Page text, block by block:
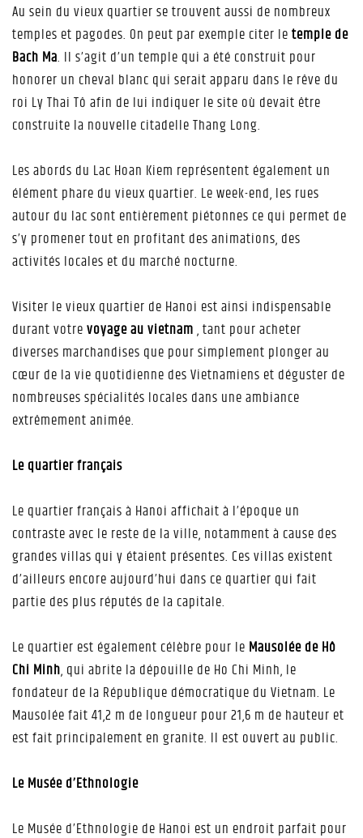
Au sein du vieux quartier se trouvent aussi de nombreux
temples et pagodes. On peut par exemple citer letemple de
Bach Ma. Il s’agit d’un temple qui a été construit pour
honorer un cheval blanc qui serait apparu dans le rêve du
roi Ly Thai Tô afin de lui indiquer le site où devait être
construite la nouvelle citadelle Thang Long.
Les abords du Lac Hoan Kiem représentent également un
élément phare du vieux quartier. Le week-end, les rues
autour du lac sont entièrement piétonnes ce qui permet de
s’y promener tout en profitant des animations, des
activités locales et du marché nocturne.
Visiter le vieux quartier de Hanoi est ainsi indispensable
durant votrevoyage au vietnam, tant pour acheter
diverses marchandises que pour simplement plonger au
cœur de la vie quotidienne des Vietnamiens et déguster de
nombreuses spécialités locales dans une ambiance
extrêmement animée.
Le quartier français
Le quartier français à Hanoi affichait à l’époque un
contraste avec le reste de la ville, notamment à cause des
grandes villas qui y étaient présentes. Ces villas existent
d’ailleurs encore aujourd’hui dans ce quartier qui fait
partie des plus réputés de la capitale.
Le quartier est également célèbre pour le Mausolée de Hô
Chi Minh, qui abrite la dépouille de Ho Chi Minh, le
fondateur de la République démocratique du Vietnam. Le
Mausolée fait 41,2 m de longueur pour 21,6 m de hauteur et
est fait principalement en granite. Il est ouvert au public.
Le Musée d’Ethnologie
Le Musée d’Ethnologie de Hanoi est un endroit parfait pour